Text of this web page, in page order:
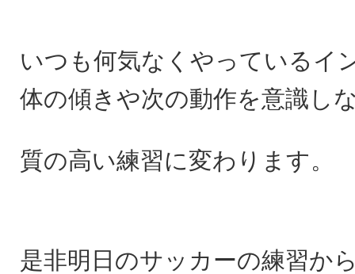
いつも何気なくやっているイ
体の傾きや次の動作を意識し
質の高い練習に変わります。
是非明日のサッカーの練習か